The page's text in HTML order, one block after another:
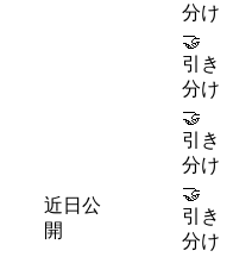
分け
🤝
引き
分け
🤝
引き
分け
近日公
開
🤝
引き
分け